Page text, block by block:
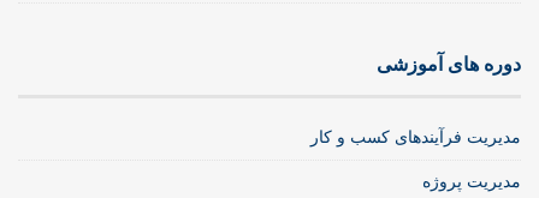
دوره های آموزشی
مدیریت فرآیندهای کسب و کار
مدیریت پروژه